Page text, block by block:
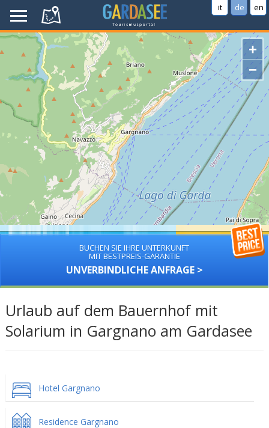
it de en
+
−
BUCHEN SIE IHRE UNTERKUNFT
MIT BESTPREIS-GARANTIE
UNVERBINDLICHE ANFRAGE >
Urlaub auf dem Bauernhof mit
Solarium in Gargnano am Gardasee
Hotel Gargnano
Residence Gargnano